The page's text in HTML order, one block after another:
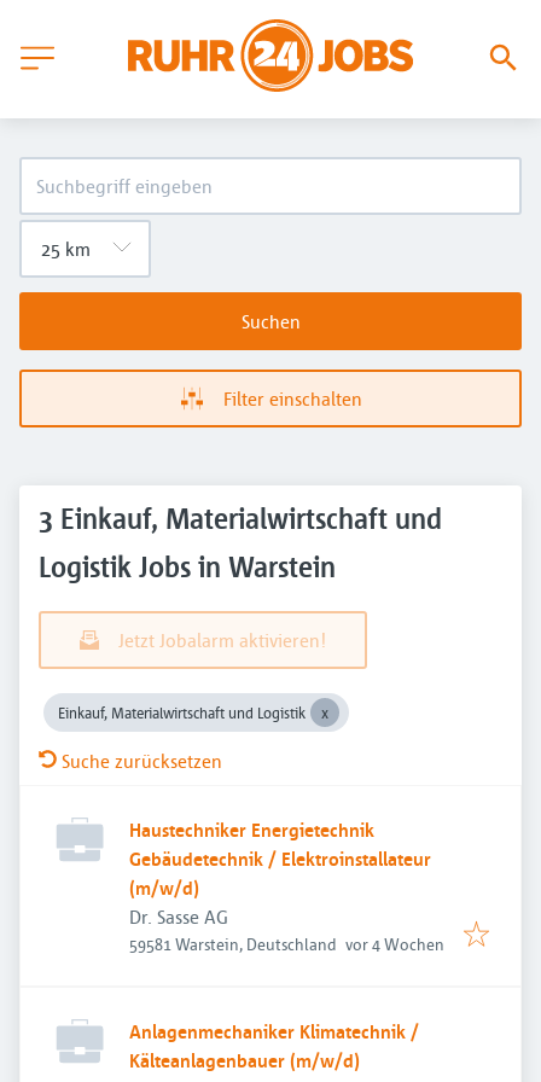
Suchen
Filter einschalten
3 Einkauf, Materialwirtschaft und
Logistik Jobs in Warstein
Jetzt Jobalarm aktivieren!
Einkauf, Materialwirtschaft und Logistik
Suche zurücksetzen
Haustechniker Energietechnik
Gebäudetechnik / Elektroinstallateur
(m/w/d)
Dr. Sasse AG
59581 Warstein, Deutschland Veröffentlicht
vor 4 Wochen
Anlagenmechaniker Klimatechnik /
Kälteanlagenbauer (m/w/d)